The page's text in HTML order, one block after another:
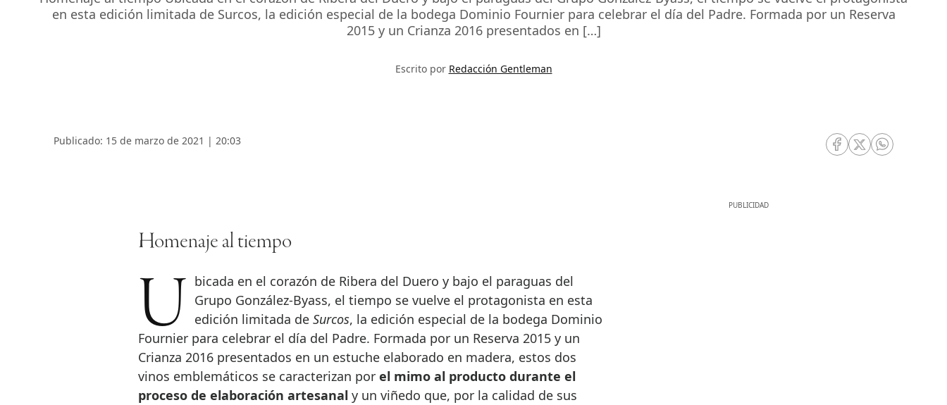
en esta edición limitada de Surcos, la edición especial de la bodega Dominio Fournier para celebrar el día del Padre. Formada por un Reserva
2015 y un Crianza 2016 presentados en […]
Escrito por Redacción Gentleman
Publicado: 15 de marzo de 2021 | 20:03
RRSS Facebook
RRSS Twitter
RRSS
Homenaje al tiempo
Ubicada en el corazón de Ribera del Duero y bajo el paraguas del
Grupo González-Byass, el tiempo se vuelve el protagonista en esta
edición limitada de Surcos, la edición especial de la bodega Dominio
Fournier para celebrar el día del Padre. Formada por un Reserva 2015 y un
Crianza 2016 presentados en un estuche elaborado en madera, estos dos
vinos emblemáticos se caracterizan porel mimo al producto durante el
proceso de elaboración artesanal y un viñedo que, por la calidad de sus